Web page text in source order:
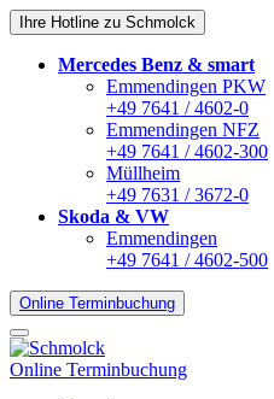
Ihre Hotline zu Schmolck
Mercedes Benz & smart
Emmendingen PKW
+49 7641 / 4602-0
Emmendingen NFZ
+49 7641 / 4602-300
Müllheim
+49 7631 / 3672-0
Skoda & VW
Emmendingen
+49 7641 / 4602-500
Online Terminbuchung
Online Terminbuchung